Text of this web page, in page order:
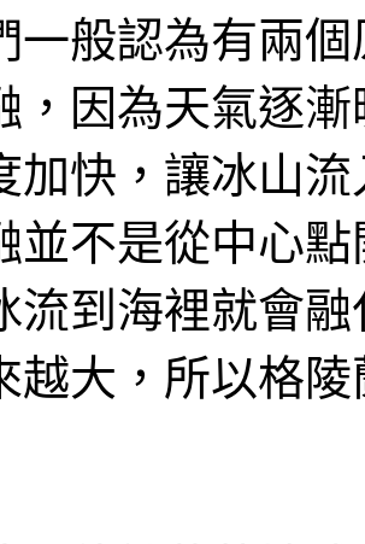
一般認為有兩
，因為天氣逐
加快，讓冰山
並不是從中心
流到海裡就會
越大，所以格